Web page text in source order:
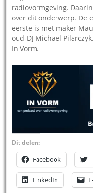
radiovormgeving.
over dit onderwerp. De
eerste is met maker
oud-DJ Michael
In Vorm.
Dit delen:
Facebook
LinkedIn